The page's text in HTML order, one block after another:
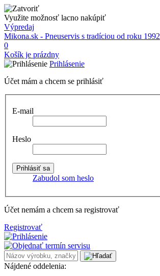
Využite možnosť lacno nakúpiť
Výpredaj
Mikona.sk - Pneuservis s tradíciou od roku 1992
0
Košík je prázdny
Prihlásenie
Účet mám a chcem se prihlásiť
E-mail
Heslo
Zabudol som heslo
Účet nemám a chcem sa registrovať
Registrovať
Nájdené oddelenia: